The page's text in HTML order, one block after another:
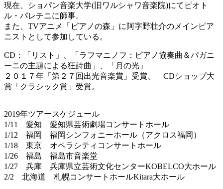
現在、ショパン音楽大学(旧ワルシャワ音楽院)にてピオト
ル・パレチニに師事。
また、TVアニメ「ピアノの森」に阿字野壮介のメインピア
ニストとして参加している。
CD：「リスト」、「ラフマニノフ：ピアノ協奏曲＆パガニ
ーニの主題による狂詩曲」、「月の光」
２０１７年「第２７回出光音楽賞」受賞、 CDショップ大
賞「クラシック賞」受賞。
2019年ツアースケジュール
1/11 愛知 愛知県芸術劇場コンサートホール
1/12 福岡 福岡シンフォニーホール（アクロス福岡）
1/18 東京 オペラシティコンサートホール
1/26 福島 福島市音楽堂
1/27 兵庫 兵庫県立芸術文化センターKOBELCO大ホール
2/2 北海道 札幌コンサートホールKitara大ホール